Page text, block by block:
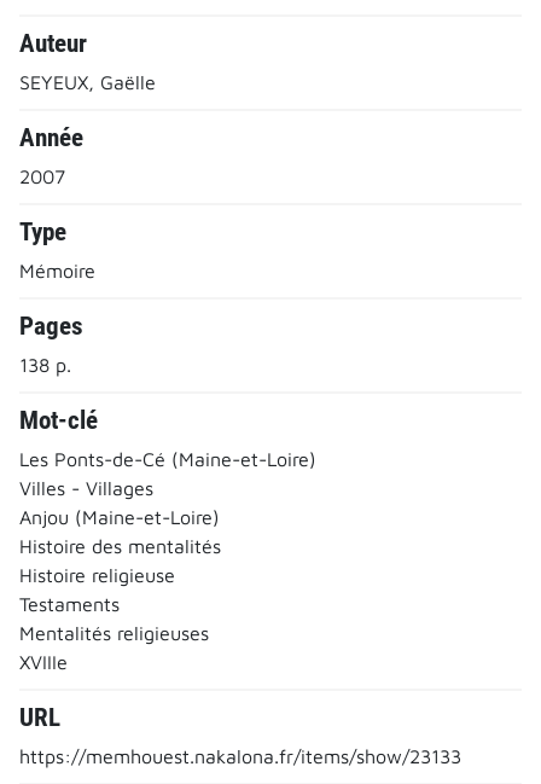
Auteur
SEYEUX, Gaëlle
Année
2007
Type
Mémoire
Pages
138 p.
Mot-clé
Les Ponts-de-Cé (Maine-et-Loire)
Villes - Villages
Anjou (Maine-et-Loire)
Histoire des mentalités
Histoire religieuse
Testaments
Mentalités religieuses
XVIIIe
URL
https://memhouest.nakalona.fr/items/show/23133